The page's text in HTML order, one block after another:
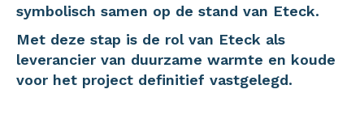
symbolisch samen op de stand van Eteck.
Met deze stap is de rol van Eteck als
leverancier van duurzame warmte en koude
voor het project definitief vastgelegd.